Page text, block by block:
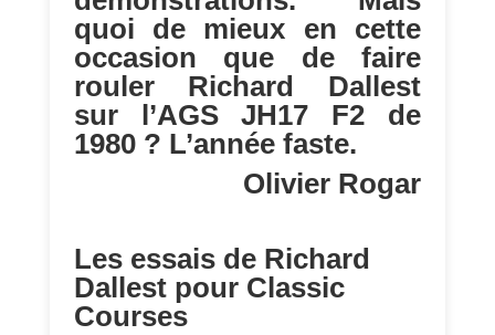
quoi de mieux en cette
occasion que de faire
rouler Richard Dallest
sur l’AGS JH17 F2 de
1980 ? L’année faste.
Olivier Rogar
Les essais de Richard
Dallest pour Classic
Courses